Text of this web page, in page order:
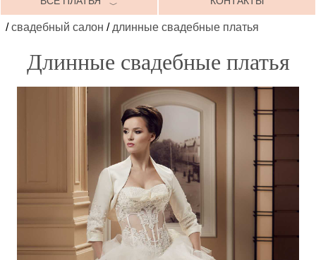
﹀
/свадебный салон / длинные свадебные платья
Длинные свадебные платья